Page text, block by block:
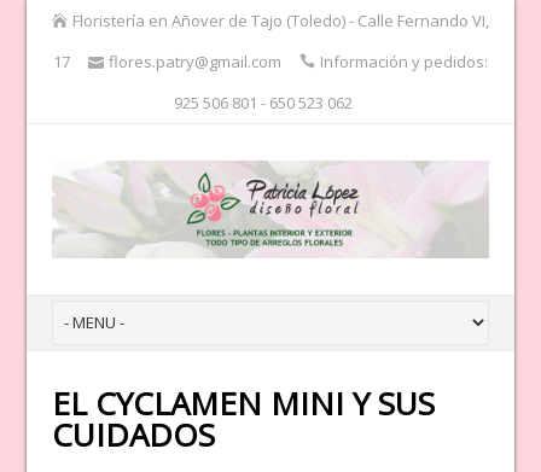
Floristería en Añover de Tajo (Toledo) - Calle Fernando VI,
17
flores.patry@gmail.com
Información y pedidos:
925 506 801 - 650 523 062
EL CYCLAMEN MINI Y SUS
CUIDADOS